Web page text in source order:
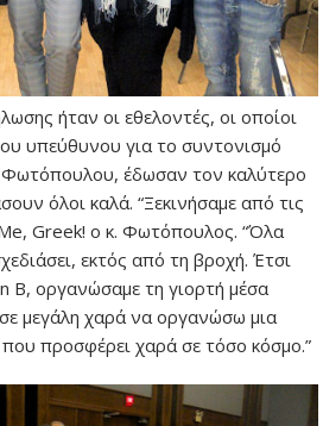
ήταν οι εθελοντές, οι οποίοι
υπεύθυνου για το συντονισμό
έδωσαν τον καλύτερο
όλοι καλά. “Ξεκινήσαμε από τις
Greek! ο κ. Φωτόπουλος. “Όλα
εκτός από τη βροχή. Έτσι
B, οργανώσαμε τη γιορτή μέσα
μεγάλη χαρά να οργανώσω μια
προσφέρει χαρά σε τόσο κόσμο.”